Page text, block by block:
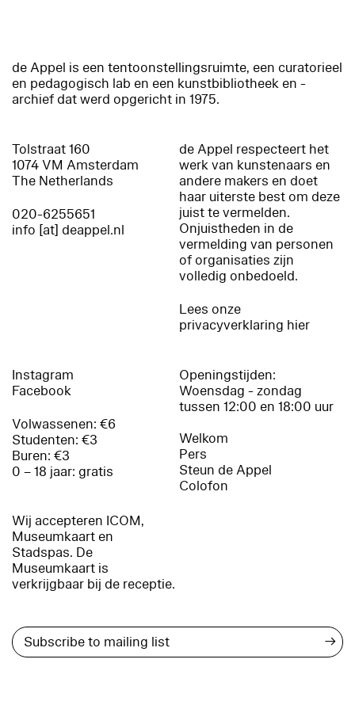
de Appel is een tentoonstellingsruimte, een curatorieel
en pedagogisch lab en een kunstbibliotheek en -
archief dat werd opgericht in 1975.
Tolstraat 160
1074 VM Amsterdam
The Netherlands
020-6255651
info [at] deappel.nl
de Appel respecteert het
werk van kunstenaars en
andere makers en doet
haar uiterste best om deze
juist te vermelden.
Onjuistheden in de
vermelding van personen
of organisaties zijn
volledig onbedoeld.
Lees onze
privacyverklaring hier
Instagram
Facebook
Volwassenen: €6
Studenten: €3
Buren: €3
0 – 18 jaar: gratis
Wij accepteren ICOM,
Museumkaart en
Stadspas. De
Museumkaart is
verkrijgbaar bij de receptie.
Openingstijden:
Woensdag - zondag
tussen 12:00 en 18:00 uur
Welkom
Pers
Steun de Appel
Colofon
→